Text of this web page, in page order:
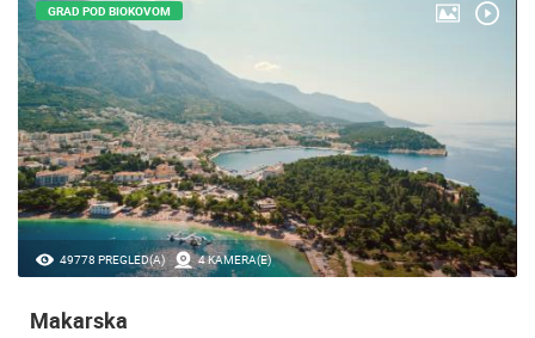
49778 PREGLED(A) 4 KAMERA(E)
GRAD POD BIOKOVOM
Makarska